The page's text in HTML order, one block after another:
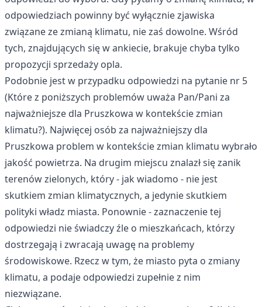
odpowiedziach powinny być wyłącznie zjawiska
związane ze zmianą klimatu, nie zaś dowolne. Wśród
tych, znajdujących się w ankiecie, brakuje chyba tylko
propozycji sprzedaży opla.
Podobnie jest w przypadku odpowiedzi na pytanie nr 5
(Które z poniższych problemów uważa Pan/Pani za
najważniejsze dla Pruszkowa w kontekście zmian
klimatu?). Najwięcej osób za najważniejszy dla
Pruszkowa problem w kontekście zmian klimatu wybrało
jakość powietrza. Na drugim miejscu znalazł się zanik
terenów zielonych, który - jak wiadomo - nie jest
skutkiem zmian klimatycznych, a jedynie skutkiem
polityki władz miasta. Ponownie - zaznaczenie tej
odpowiedzi nie świadczy źle o mieszkańcach, którzy
dostrzegają i zwracają uwagę na problemy
środowiskowe. Rzecz w tym, że miasto pyta o zmiany
klimatu, a podaje odpowiedzi zupełnie z nim
niezwiązane.